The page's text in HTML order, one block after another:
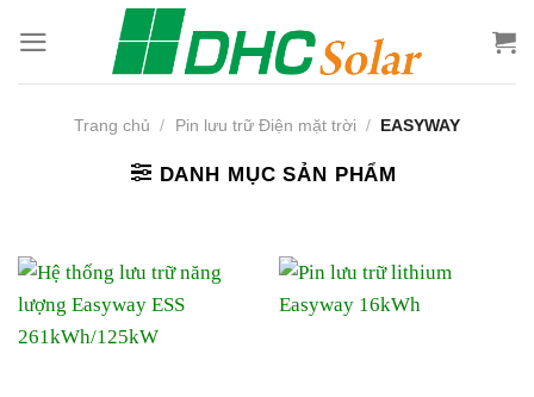
qua
nội
Trang chủ / Pin lưu trữ Điện mặt trời / EASYWAY
DANH MỤC SẢN PHẨM